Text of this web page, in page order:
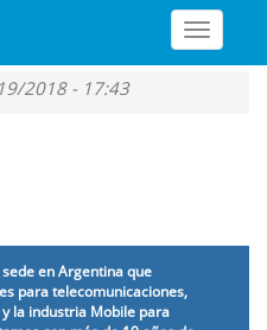
Toggle
2018 - 17:43
en Argentina que
para telecomunicaciones,
la industria Mobile para